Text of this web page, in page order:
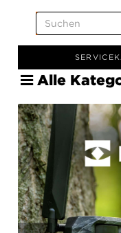
SERVICE
Alle